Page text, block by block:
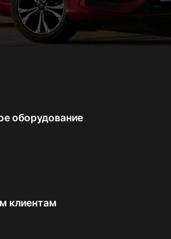
оборудование
клиентам